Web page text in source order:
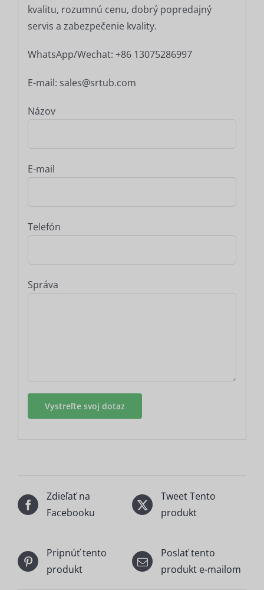
kvalitu, rozumnú cenu, dobrý popredajný
servis a zabezpečenie kvality.
WhatsApp/Wechat: +86 13075286997
E-mail: sales@srtub.com
Názov
E-mail
Telefón
Správa
Zdieľať na
Facebooku
Tweet Tento
produkt
Pripnúť tento
produkt
Poslať tento
produkt e-mailom